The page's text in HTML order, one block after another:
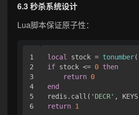
6.3 秒杀系统设计
Lua脚本保证原子性：
1
2
3
4
5
local stock = tonumber
if stock <= 0 then
return 0
end
redis.call( 'DECR' ,
return 1